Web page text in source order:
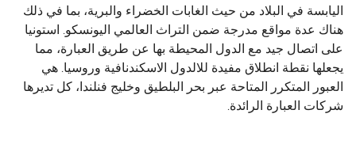
اليابسة في البلاد من حيث الغابات الخضراء والبرية، بما في ذلك
هناك عدة مواقع مدرجة ضمن التراث العالمي اليونسكو. استونيا
على اتصال جيد مع الدول المحيطة بها عن طريق العبارة، مما
يجعلها نقطة انطلاق مفيدة للالدول الاسكندنافية وروسيا. هي
العبور المتكرر المتاحة عبر بحر البلطيق وخليج فنلندا، كل تديرها
شركات العبارة الرائدة.